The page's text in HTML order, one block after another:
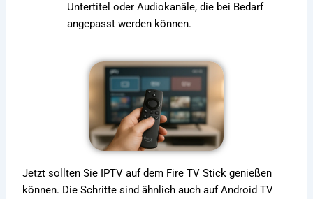
Untertitel oder Audiokanäle, die bei Bedarf
angepasst werden können.
Jetzt sollten Sie IPTV auf dem Fire TV Stick genießen
können. Die Schritte sind ähnlich auch auf Android TV